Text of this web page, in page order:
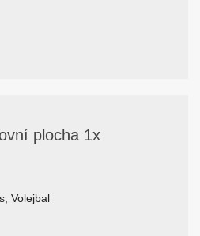
plocha 1x
Volejbal